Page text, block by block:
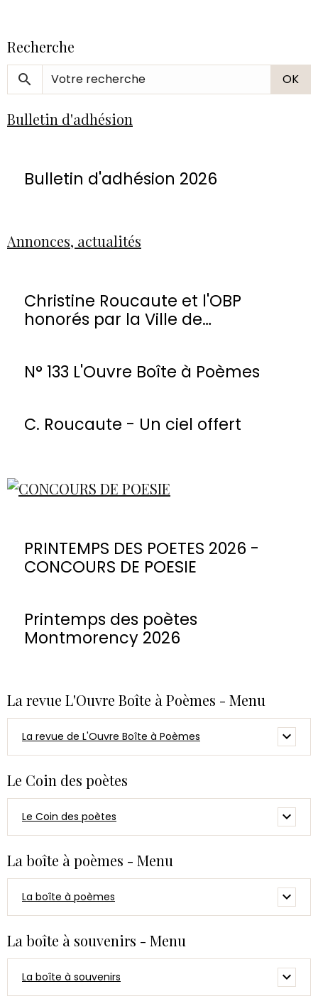
Recherche
OK
Bulletin d'adhésion
Bulletin d'adhésion 2026
Annonces, actualités
Christine Roucaute et l'OBP
honorés par la Ville de
N° 133 L'Ouvre Boîte à Poèmes
C. Roucaute - Un ciel offert
PRINTEMPS DES POETES 2026 -
CONCOURS DE POESIE
Printemps des poètes
Montmorency 2026
La revue L'Ouvre Boîte à Poèmes - Menu
La revue de L'Ouvre Boîte à Poèmes
Le Coin des poètes
Le Coin des poètes
La boîte à poèmes - Menu
La boîte à poèmes
La boîte à souvenirs - Menu
La boîte à souvenirs